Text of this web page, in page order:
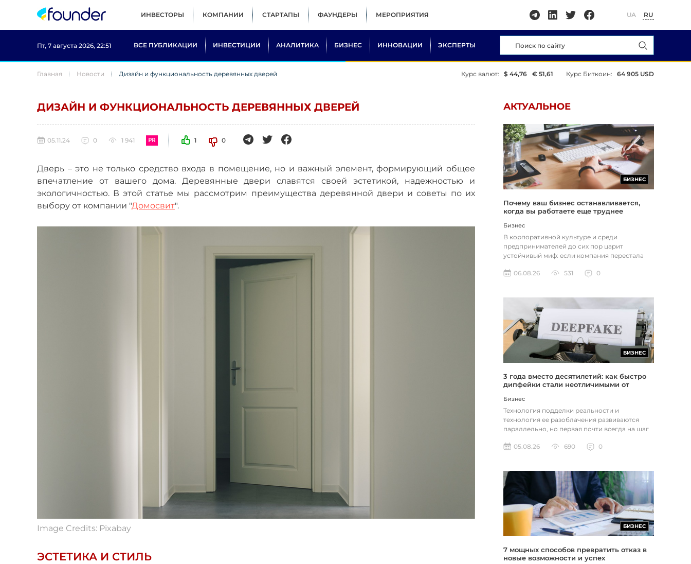
ИНВЕСТОРЫ КОМПАНИИ СТАРТАПЫ ФАУНДЕРЫ МЕРОПРИЯТИЯ UA RU
Пт, 7 августа 2026, 22:51 ВСЕ ПУБЛИКАЦИИ ИНВЕСТИЦИИ АНАЛИТИКА БИЗНЕС ИННОВАЦИИ ЭКСПЕРТЫ
Главная Новости Дизайн и функциональность деревянных дверей Курс валют: $ 44,76 € 51,61 Курс Биткоин: 64 905 USD
ДИЗАЙН И ФУНКЦИОНАЛЬНОСТЬ ДЕРЕВЯННЫХ ДВЕРЕЙ
05.11.24 0 1 941 1 0
Дверь – это не только средство входа в помещение, но и важный элемент, формирующий общее
впечатление от вашего дома. Деревянные двери славятся своей эстетикой, надежностью и
экологичностью. В этой статье мы рассмотрим преимущества деревянной двери и советы по их
выбору от компании "Домосвит".
Image Credits: Pixabay
ЭСТЕТИКА И СТИЛЬ
АКТУАЛЬНОЕ
БИЗНЕС
Почему ваш бизнес останавливается,
когда вы работаете еще труднее
Бизнес
В корпоративной культуре и среди
предпринимателей до сих пор царит
устойчивый миф: если компания перестала
пр...06.08.26 531 0
БИЗНЕС
3 года вместо десятилетий: как быстро
дипфейки стали неотличимыми от
Бизнес
Технология подделки реальности и
технология ее разоблачения развиваются
параллельно, но первая почти всегда на шаг
05.08.26
690 0
БИЗНЕС
7 мощных способов превратить отказ в
новые возможности и успех